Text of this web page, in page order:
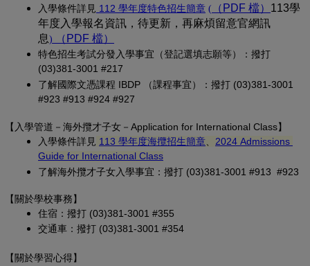
入學條件詳見 112 學年度特色招生簡章 (另開新視窗)
( （PDF 檔） (另開新
113學
年度入學報名資訊，待更新，再麻煩留意官網訊
息) （PDF 檔）
特色招生考試分發入學事宜（登記選填志願等）：撥打
(03)381-3001 #217
了解國際文憑課程 IBDP （課程事宜）：撥打 (03)381-3001
#923 #913 #924 #927
【 入學管道－ 海外攬才子女 －Application for International Class】
入學條件詳見 113 學年度海攬招生簡章 (另開新視窗)
2024 Admissions
Guide for International Class
了解海外攬才子女入學事宜：撥打 (03)381-3001 #913 #923
【關於學校事務】
住宿：撥打 (03)381-3001 #355
交通車：撥打 (03)381-3001 #354
【關於學習心得】